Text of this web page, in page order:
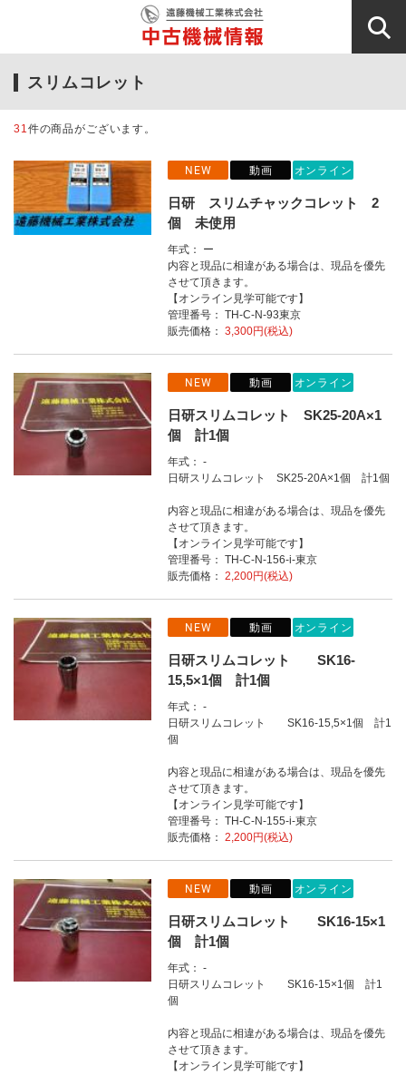
スリムコレット
31件の商品がございます。
NEW 動画 オンライン
日研 スリムチャックコレット 2
個 未使用
年式： ー
内容と現品に相違がある場合は、現品を優先
させて頂きます。
【オンライン見学可能です】
管理番号： TH-C-N-93東京
販売価格：3,300円(税込)
NEW 動画 オンライン
日研スリムコレット SK25-20A×1
個 計1個
年式： -
日研スリムコレット SK25-20A×1個 計1個
内容と現品に相違がある場合は、現品を優先
させて頂きます。
【オンライン見学可能です】
管理番号： TH-C-N-156-i-東京
販売価格：2,200円(税込)
NEW 動画 オンライン
日研スリムコレット SK16-
15,5×1個 計1個
年式： -
日研スリムコレット SK16-15,5×1個 計1
個
内容と現品に相違がある場合は、現品を優先
させて頂きます。
【オンライン見学可能です】
管理番号： TH-C-N-155-i-東京
販売価格：2,200円(税込)
NEW 動画 オンライン
日研スリムコレット SK16-15×1
個 計1個
年式： -
日研スリムコレット SK16-15×1個 計1
個
内容と現品に相違がある場合は、現品を優先
させて頂きます。
【オンライン見学可能です】